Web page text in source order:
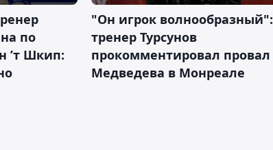
по
’т Шкип:
"Он игрок волнообразный":
тренер Турсунов
прокомментировал провал
Медведева в Монреале